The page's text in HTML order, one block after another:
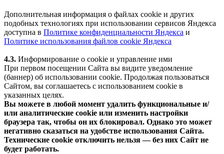
Дополнительная информация о файлах cookie и других
подобных технологиях при использовании сервисов Яндекса
доступна в Политике конфиденциальности Яндекса и
Политике использования файлов cookie Яндекса
4.3. Информирование о cookie и управление ими
При первом посещении Сайта вы видите уведомление
(баннер) об использовании cookie. Продолжая пользоваться
Сайтом, вы соглашаетесь с использованием cookie в
указанных целях.
Вы можете в любой момент удалить функциональные и/
или аналитические cookie или изменить настройки
браузера так, чтобы он их блокировал. Однако это может
негативно сказаться на удобстве использования Сайта.
Технические cookie отключить нельзя — без них Сайт не
будет работать.